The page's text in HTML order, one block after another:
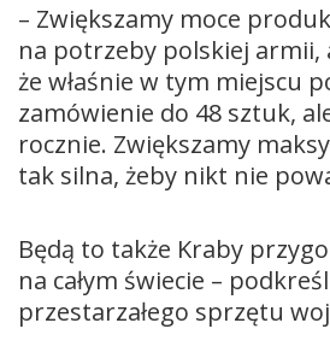
– Zwiększamy moce
na potrzeby polskiej armii,
że właśnie w tym miejscu
zamówienie do 48 sztuk,
rocznie. Zwiększamy
tak silna, żeby nikt nie
Będą to także Kraby
na całym świecie –
przestarzałego sprzętu